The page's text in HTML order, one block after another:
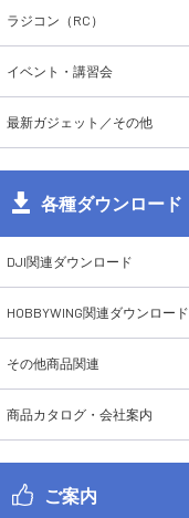
ラジコン（RC）
イベント・講習会
最新ガジェット／その他
各種ダウンロード
DJI関連ダウンロード
HOBBYWING関連ダウンロード
その他商品関連
商品カタログ・会社案内
ご案内